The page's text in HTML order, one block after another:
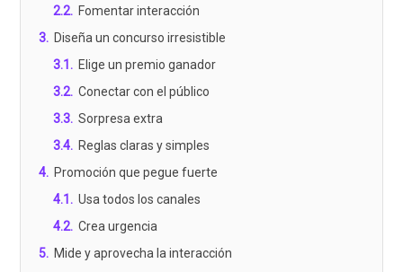
2.2. Fomentar interacción
3. Diseña un concurso irresistible
3.1 . Elige un premio ganador
3.2. Conectar con el público
3.3. Sorpresa extra
3.4. Reglas claras y simples
4. Promoción que pegue fuerte
4.1 . Usa todos los canales
4.2. Crea urgencia
5. Mide y aprovecha la interacción